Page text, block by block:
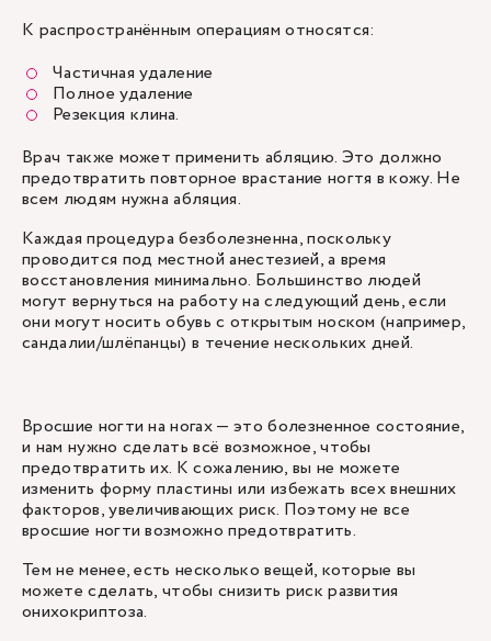
К распространённым операциям относятся:
Частичная удаление
Полное удаление
Резекция клина.
Врач также может применить абляцию. Это должно
предотвратить повторное врастание ногтя в кожу. Не
всем людям нужна абляция.
Каждая процедура безболезненна, поскольку
проводится под местной анестезией, а время
восстановления минимально. Большинство людей
могут вернуться на работу на следующий день, если
они могут носить обувь с открытым носком (например,
сандалии/шлёпанцы) в течение нескольких дней.
Вросшие ногти на ногах — это болезненное состояние,
и нам нужно сделать всё возможное, чтобы
предотвратить их. К сожалению, вы не можете
изменить форму пластины или избежать всех внешних
факторов, увеличивающих риск. Поэтому не все
вросшие ногти возможно предотвратить.
Тем не менее, есть несколько вещей, которые вы
можете сделать, чтобы снизить риск развития
онихокриптоза.